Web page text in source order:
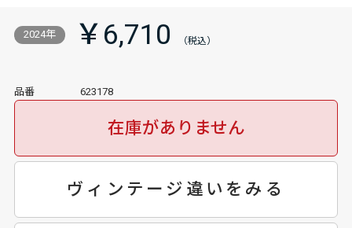
2024年 ￥6,710
品番 623178
在庫がありません
ヴィンテージ違いをみる